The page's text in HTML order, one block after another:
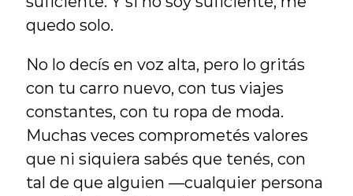
quedo solo.
No lo decís en voz alta, pero lo gritás
con tu carro nuevo, con tus viajes
constantes, con tu ropa de moda.
Muchas veces comprometés valores
que ni siquiera sabés que tenés, con
tal de que alguien —cualquier persona